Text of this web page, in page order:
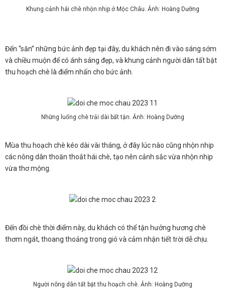
Khung cảnh hái chè nhộn nhịp ở Mộc Châu. Ảnh: Hoàng Dưỡng
Đến “săn” những bức ảnh đẹp tại đây, du khách nên đi vào sáng sớm
và chiều muộn để có ánh sáng đẹp, và khung cảnh người dân tất bật
thu hoạch chè là điểm nhấn cho bức ảnh.
Những luống chè trải dài bất tận. Ảnh: Hoàng Dưỡng
Mùa thu hoạch chè kéo dài vài tháng, ở đây lúc nào cũng nhộn nhịp
các nông dân thoăn thoắt hái chè, tạo nên cảnh sắc vừa nhộn nhịp
vừa thơ mộng.
Đến đồi chè thời điểm này, du khách có thể tận hưởng hương chè
thơm ngát, thoang thoảng trong gió và cảm nhận tiết trời dễ chịu.
Người nông dân tất bật thu hoạch chè. Ảnh: Hoàng Dưỡng